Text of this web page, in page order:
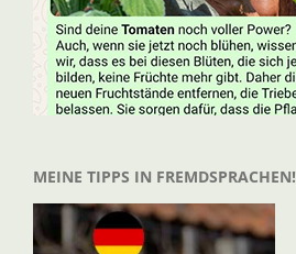
MEINE TIPPS IN FREMDSPRACHEN!